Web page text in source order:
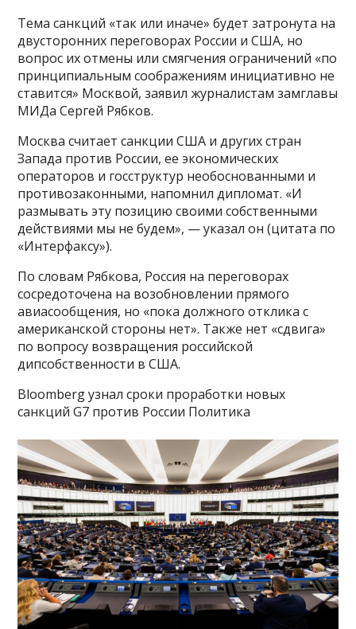
Тема санкций «так или иначе» будет затронута на
двусторонних переговорах России и США, но
вопрос их отмены или смягчения ограничений «по
принципиальным соображениям инициативно не
ставится» Москвой, заявил журналистам замглавы
МИДа Сергей Рябков.
Москва считает санкции США и других стран
Запада против России, ее экономических
операторов и госструктур необоснованными и
противозаконными, напомнил дипломат. «И
размывать эту позицию своими собственными
действиями мы не будем», — указал он (цитата по
«Интерфаксу»).
По словам Рябкова, Россия на переговорах
сосредоточена на возобновлении прямого
авиасообщения, но «пока должного отклика с
американской стороны нет». Также нет «сдвига»
по вопросу возвращения российской
дипсобственности в США.
Bloomberg узнал сроки проработки новых
санкций G7 против России Политика